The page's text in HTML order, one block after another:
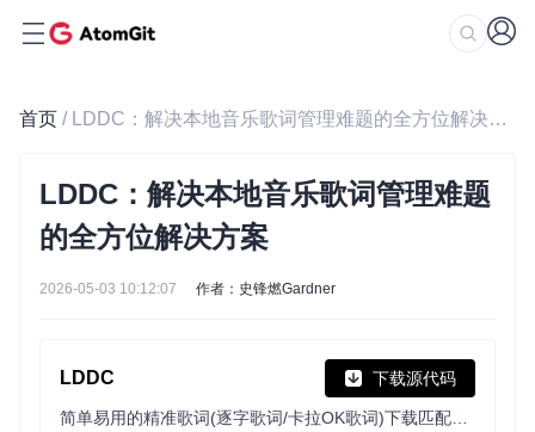
首页 / LDDC：解决本地音乐歌词管理难题的全方位解决方案
LDDC：解决本地音乐歌词管理难题
的全方位解决方案
2026-05-03 10:12:07 作者：史锋燃Gardner
LDDC 下载源代码